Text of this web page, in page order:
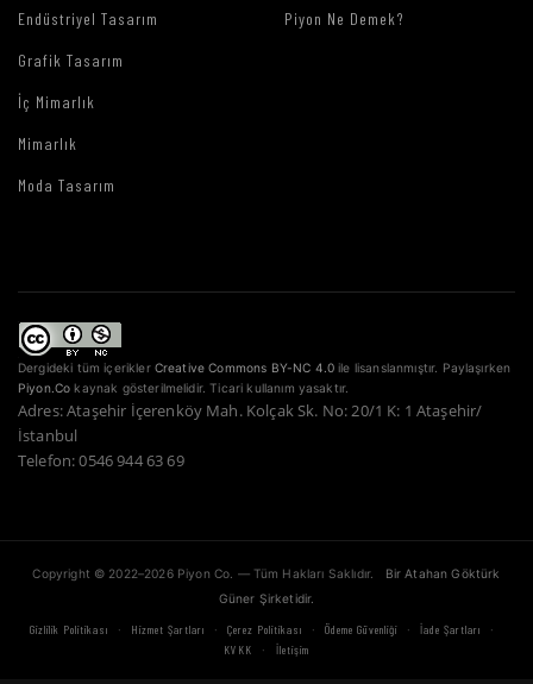
Endüstriyel Tasarım
Grafik Tasarım
İç Mimarlık
Mimarlık
Moda Tasarım
Piyon Ne Demek?
Dergideki tüm içerikler Creative Commons BY-NC 4.0 ile lisanslanmıştır. Paylaşırken
Piyon.Co kaynak gösterilmelidir. Ticari kullanım yasaktır.
Adres: Ataşehir İçerenköy Mah. Kolçak Sk. No: 20/1 K: 1 Ataşehir/
İstanbul
Telefon: 0546 944 63 69
Copyright © 2022–2026 Piyon Co. — Tüm Hakları Saklıdır.
Bir Atahan Göktürk
Güner Şirketidir.
Gizlilik Politikası · Hizmet Şartları · Çerez Politikası · Ödeme Güvenliği · İade Şartları ·
KVKK · İletişim